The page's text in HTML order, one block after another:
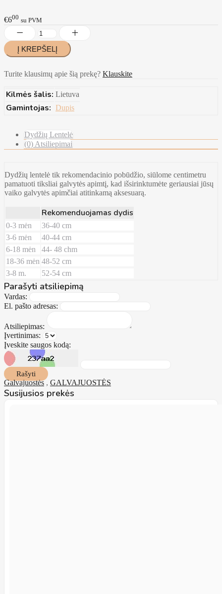
€600 su PVM
Turite klausimų apie šią prekę? Klauskite
Kilmės šalis: Lietuva
Gamintojas: Dupis
Dydžių Lentelė
(0) Atsiliepimai
Dydžių lentelė tik rekomendacinio pobūdžio, siūlome centimetru
pamatuoti tiksliai galvytės apimtį, kad išsirinktumėte geriausiai jūsų
vaiko galvytės apimčiai atitinkamą aksesuarą.
Rekomenduojamas dydis
0-3 mėn
36-40 cm
3-6 mėn
40-44 cm
6-18 mėn
44- 48 chm
18-36 mėn 48-52 cm
3-8 m.
52-54 cm
Parašyti atsiliepimą
Vardas:
El. pašto adresas:
Atsiliepimas:
Įvertinimas:
Įveskite saugos kodą:
Rašyti
Galvajuostės, GALVAJUOSTĖS
Susijusios prekės